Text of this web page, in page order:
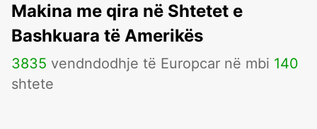
Makina me qira në Shtetet e
Bashkuara të Amerikës
3835 vendndodhje të Europcar në mbi 140
shtete